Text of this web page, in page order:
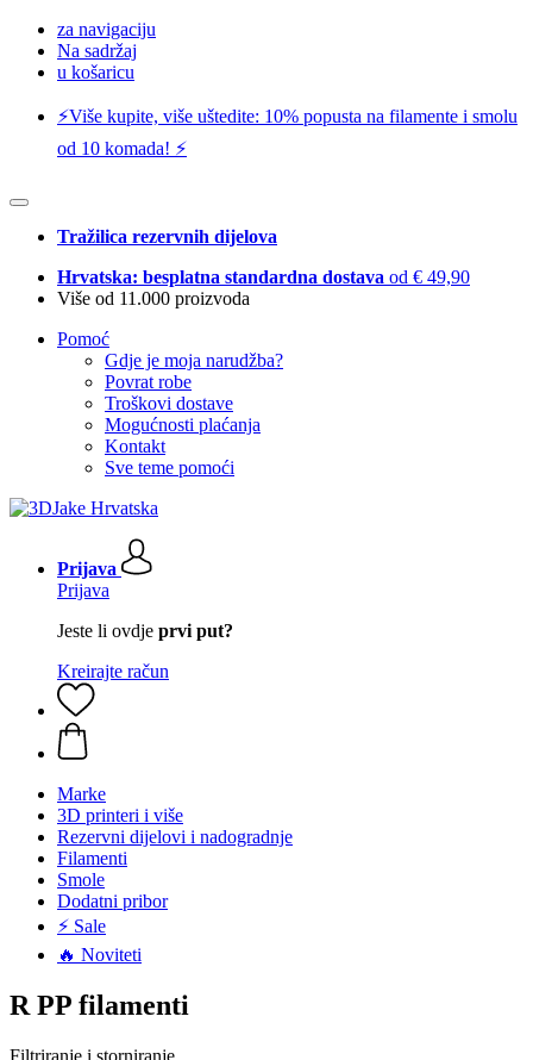
za navigaciju
Na sadržaj
u košaricu
⚡️Više kupite, više uštedite: 10% popusta na filamente i smolu
od 10 komada! ⚡️
Tražilica rezervnih dijelova
Hrvatska: besplatna standardna dostava od € 49,90
Više od 11.000 proizvoda
Pomoć
Gdje je moja narudžba?
Povrat robe
Troškovi dostave
Mogućnosti plaćanja
Kontakt
Sve teme pomoći
Prijava
Prijava
Jeste li ovdje prvi put?
Kreirajte račun
Marke
3D printeri i više
Rezervni dijelovi i nadogradnje
Filamenti
Smole
Dodatni pribor
⚡ Sale
🔥 Noviteti
R PP filamenti
Filtriranje i storniranje